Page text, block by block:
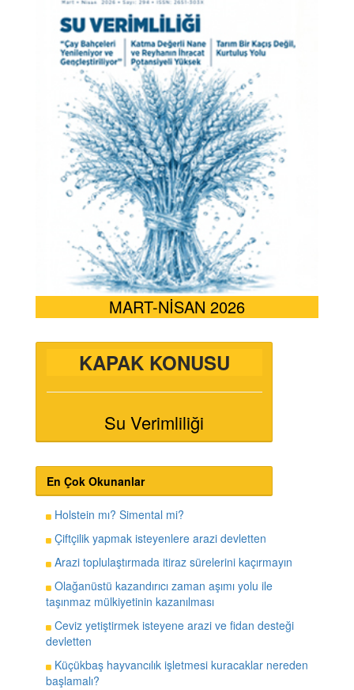
MART-NİSAN 2026
KAPAK KONUSU
Su Verimliliği
En Çok Okunanlar
Holstein mı? Simental mi?
Çiftçilik yapmak isteyenlere arazi devletten
Arazi toplulaştırmada itiraz sürelerini kaçırmayın
Olağanüstü kazandırıcı zaman aşımı yolu ile
taşınmaz mülkiyetinin kazanılması
Ceviz yetiştirmek isteyene arazi ve fidan desteği
devletten
Küçükbaş hayvancılık işletmesi kuracaklar nereden
başlamalı?